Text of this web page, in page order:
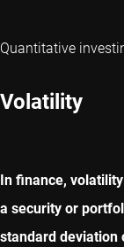
Quantitative
Volatility
In finance,
a security or
standard deviation